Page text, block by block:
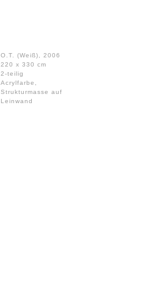
O.T. (Weiß), 2006
220 x 330 cm
2-teilig
Acrylfarbe,
Strukturmasse auf
Leinwand